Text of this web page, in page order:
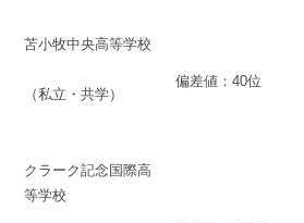
苫小牧中央高等学校
（私立・共学）
偏差値：40位
クラーク記念国際高
等学校